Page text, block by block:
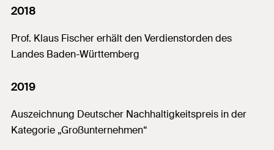
2018
Prof. Klaus Fischer erhält den Verdienstorden des
Landes Baden-Württemberg
2019
Auszeichnung Deutscher Nachhaltigkeitspreis in der
Kategorie „Großunternehmen“